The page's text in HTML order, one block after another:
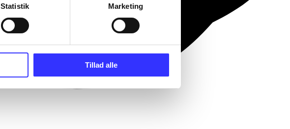
Statistik Marketing
Tillad alle